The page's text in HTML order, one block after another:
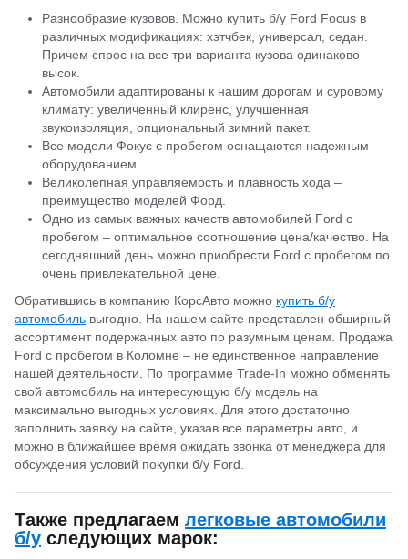
Разнообразие кузовов. Можно купить б/у Ford Focus в
различных модификациях: хэтчбек, универсал, седан.
Причем спрос на все три варианта кузова одинаково
высок.
Автомобили адаптированы к нашим дорогам и суровому
климату: увеличенный клиренс, улучшенная
звукоизоляция, опциональный зимний пакет.
Все модели Фокус с пробегом оснащаются надежным
оборудованием.
Великолепная управляемость и плавность хода –
преимущество моделей Форд.
Одно из самых важных качеств автомобилей Ford с
пробегом – оптимальное соотношение цена/качество. На
сегодняшний день можно приобрести Ford с пробегом по
очень привлекательной цене.
Обратившись в компанию КорсАвто можно купить б/у
автомобиль выгодно. На нашем сайте представлен обширный
ассортимент подержанных авто по разумным ценам. Продажа
Ford с пробегом в Коломне – не единственное направление
нашей деятельности. По программе Trade-In можно обменять
свой автомобиль на интересующую б/у модель на
максимально выгодных условиях. Для этого достаточно
заполнить заявку на сайте, указав все параметры авто, и
можно в ближайшее время ожидать звонка от менеджера для
обсуждения условий покупки б/у Ford.
Также предлагаем легковые автомобили
б/у следующих марок: